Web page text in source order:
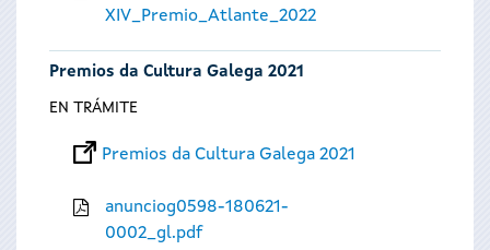
XIV_Premio_Atlante_2022
Premios da Cultura Galega 2021
EN TRÁMITE
Premios da Cultura Galega 2021
anunciog0598-180621-
0002_gl.pdf